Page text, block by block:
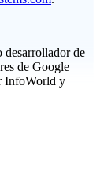
desarrollador de
de Google
InfoWorld y